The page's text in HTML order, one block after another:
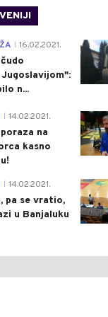
16.02.2021.
n...
14.02.2021.
na
kasno
14.02.2021.
pa se vratio,
u Banjaluku